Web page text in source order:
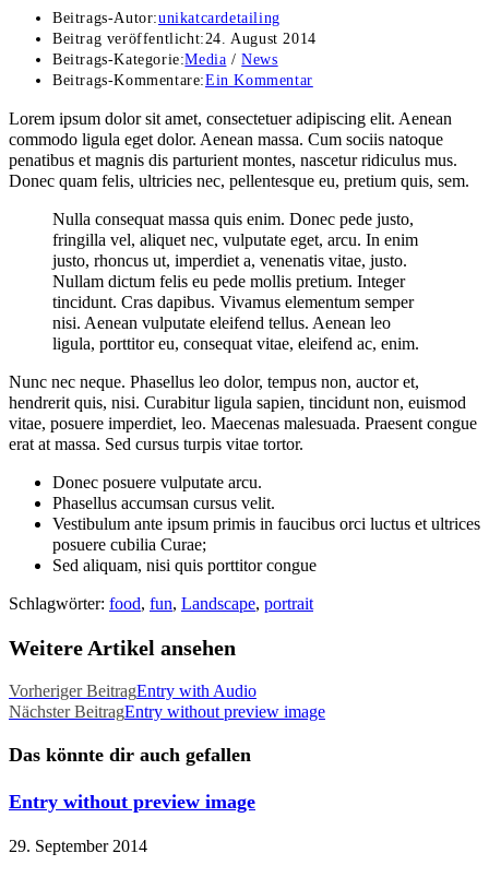
Beitrags-Autor:unikatcardetailing
Beitrag veröffentlicht:24. August 2014
Beitrags-Kategorie:Media / News
Beitrags-Kommentare:Ein Kommentar
Lorem ipsum dolor sit amet, consectetuer adipiscing elit. Aenean
commodo ligula eget dolor. Aenean massa. Cum sociis natoque
penatibus et magnis dis parturient montes, nascetur ridiculus mus.
Donec quam felis, ultricies nec, pellentesque eu, pretium quis, sem.
Nulla consequat massa quis enim. Donec pede justo,
fringilla vel, aliquet nec, vulputate eget, arcu. In enim
justo, rhoncus ut, imperdiet a, venenatis vitae, justo.
Nullam dictum felis eu pede mollis pretium. Integer
tincidunt. Cras dapibus. Vivamus elementum semper
nisi. Aenean vulputate eleifend tellus. Aenean leo
ligula, porttitor eu, consequat vitae, eleifend ac, enim.
Nunc nec neque. Phasellus leo dolor, tempus non, auctor et,
hendrerit quis, nisi. Curabitur ligula sapien, tincidunt non, euismod
vitae, posuere imperdiet, leo. Maecenas malesuada. Praesent congue
erat at massa. Sed cursus turpis vitae tortor.
Donec posuere vulputate arcu.
Phasellus accumsan cursus velit.
Vestibulum ante ipsum primis in faucibus orci luctus et ultrices
posuere cubilia Curae;
Sed aliquam, nisi quis porttitor congue
Schlagwörter: food, fun, Landscape, portrait
Weitere Artikel ansehen
Vorheriger BeitragEntry with Audio
Nächster BeitragEntry without preview image
Das könnte dir auch gefallen
Entry without preview image
29. September 2014